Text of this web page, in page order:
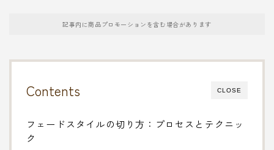
記事内に商品プロモーションを含む場合があります
CLOSE
Contents
フェードスタイルの切り方：プロセスとテクニッ
ク